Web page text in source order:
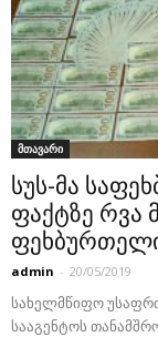
მთავარი
სუს-მა
ფაქტზე რვა
admin - 20/05/2019
სახელმწიფო
სააგენტოს